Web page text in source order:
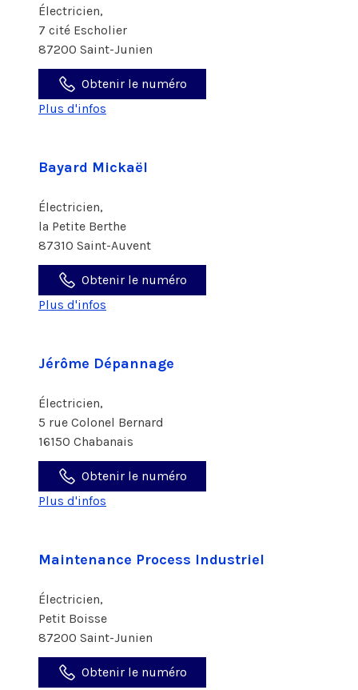
Électricien,
7 cité Escholier
87200 Saint-Junien
Obtenir le numéro
Plus d'infos
Bayard Mickaël
Électricien,
la Petite Berthe
87310 Saint-Auvent
Obtenir le numéro
Plus d'infos
Jérôme Dépannage
Électricien,
5 rue Colonel Bernard
16150 Chabanais
Obtenir le numéro
Plus d'infos
Maintenance Process Industriel
Électricien,
Petit Boisse
87200 Saint-Junien
Obtenir le numéro